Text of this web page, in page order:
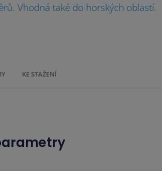
Vhodná také do horských oblastí.
KE STAŽENÍ